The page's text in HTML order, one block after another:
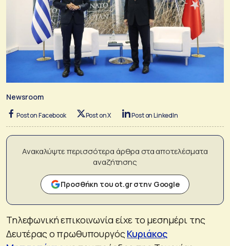
Newsroom
Post on Facebook Post on X Post on LinkedIn
Ανακαλύψτε περισσότερα άρθρα στα αποτελέσματα
αναζήτησης
Προσθήκη του ot.gr στην Google
Τηλεφωνική επικοινωνία είχε το μεσημέρι της
Δευτέρας ο πρωθυπουργόςΚυριάκος